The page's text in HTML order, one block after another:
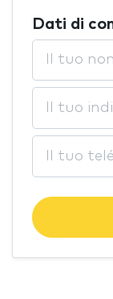
Dati di